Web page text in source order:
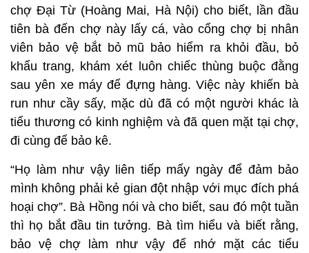
Dân buôn, tiểu thương mới ra vào buôn bán tại chợ này cũng
bị kiểm soát, lưu hồ sơ cá nhân
Khám xét cả tiểu thương mới
Không chỉ người lạ, đối với những tiểu thương các
chợ lẻ đến khu chợ La Khê lấy hàng về bán cũng bị
khám xét, lưu đặc điểm vào hồ sơ để nhận dạng
giống như hồ sơ của cá nhân được công an lưu lại.
Bà Hồng, chuyên đi lấy hàng tại chợ đầu mối này về
chợ Đại Từ (Hoàng Mai, Hà Nội) cho biết, lần đầu
tiên bà đến chợ này lấy cá, vào cổng chợ bị nhân
viên bảo vệ bắt bỏ mũ bảo hiểm ra khỏi đầu, bỏ